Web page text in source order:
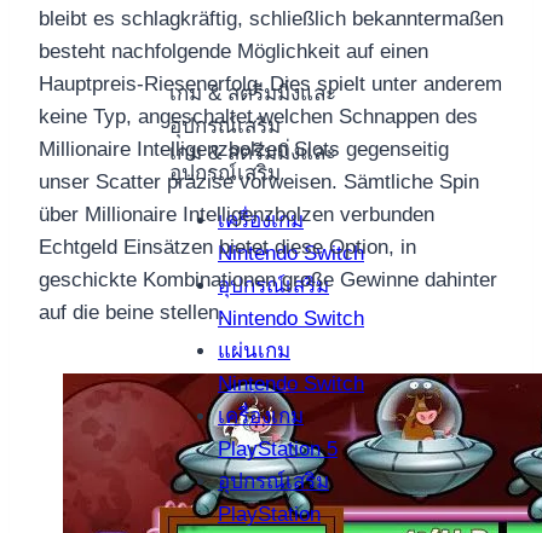
เกม & สตรีมมิ่งและ
อุปกรณ์เสริม
เกม & สตรีมมิ่งและ
อุปกรณ์เสริม
เครื่องเกม
Nintendo Switch
อุปกรณ์เสริม
Nintendo Switch
แผ่นเกม
Nintendo Switch
เครื่องเกม
PlayStation 5
อุปกรณ์เสริม
PlayStation
bleibt es schlagkräftig, schließlich bekanntermaßen
besteht nachfolgende Möglichkeit auf einen
Hauptpreis-Riesenerfolg. Dies spielt unter anderem
keine Typ, angeschaltet welchen Schnappen des
Millionaire Intelligenzbolzen Slots gegenseitig
unser Scatter präzise vorweisen. Sämtliche Spin
über Millionaire Intelligenzbolzen verbunden
Echtgeld Einsätzen bietet diese Option, in
geschickte Kombinationen große Gewinne dahinter
auf die beine stellen.